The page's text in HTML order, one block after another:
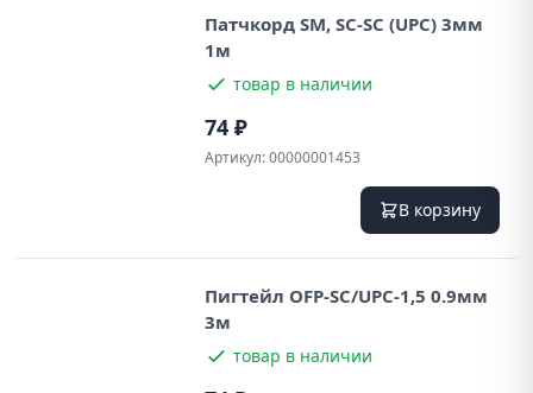
Патчкорд SM, SC-SC (UPC) 3мм
1м
товар в наличии
74 ₽
Артикул:00000001453
В корзину
Пигтейл OFP-SC/UPC-1,5 0.9мм
3м
товар в наличии